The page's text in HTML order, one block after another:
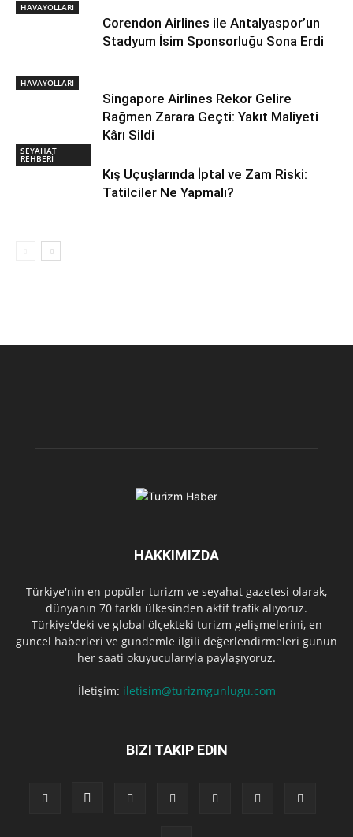
HAVAYOLLARI
Corendon Airlines ile Antalyaspor’un
Stadyum İsim Sponsorluğu Sona Erdi
HAVAYOLLARI
Singapore Airlines Rekor Gelire
Rağmen Zarara Geçti: Yakıt Maliyeti
Kârı Sildi
SEYAHAT
REHBERİ
Kış Uçuşlarında İptal ve Zam Riski:
Tatilciler Ne Yapmalı?
HAKKIMIZDA
Türkiye'nin en popüler turizm ve seyahat gazetesi olarak,
dünyanın 70 farklı ülkesinden aktif trafik alıyoruz.
Türkiye'deki ve global ölçekteki turizm gelişmelerini, en
güncel haberleri ve gündemle ilgili değerlendirmeleri günün
her saati okuyucularıyla paylaşıyoruz.
İletişim: iletisim@turizmgunlugu.com
BIZI TAKIP EDIN